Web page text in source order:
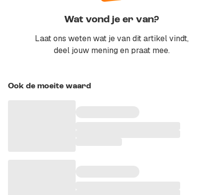
Wat vond je er van?
Laat ons weten wat je van dit artikel vindt,
deel jouw mening en praat mee.
Ook de moeite waard